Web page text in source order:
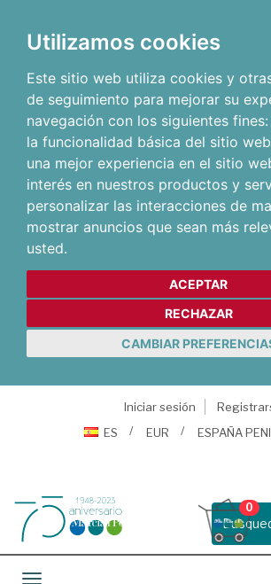
Utilizamos cookies
Este sitio web utiliza cookies y
de seguimiento para mejorar su
navegación con los siguientes fines:
la funcionalidad básica del sitio web
una mejor experiencia en el sitio
interés en nuestros productos y
personalizar las interacciones de
mostrar anuncios que sean más
usted.
ACEPTAR
RECHAZAR
CAMBIAR
Iniciar sesión
ES
EUR ESPAÑA
0
Toggle navigation